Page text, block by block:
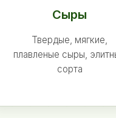
Сыры
Твердые, мягкие,
плавленые сыры,
сорта